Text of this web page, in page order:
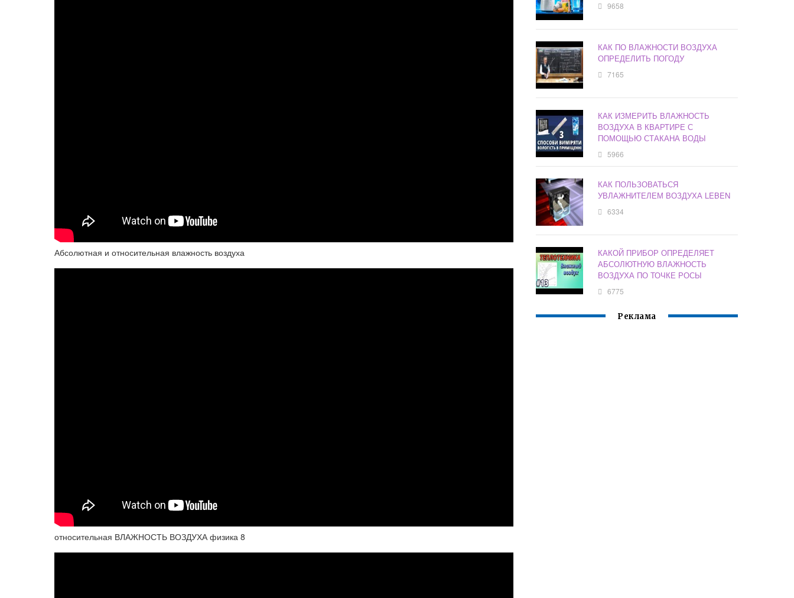
Абсолютная и относительная влажность воздуха
относительная ВЛАЖНОСТЬ ВОЗДУХА физика 8
9658
КАК ПО ВЛАЖНОСТИ ВОЗДУХА
ОПРЕДЕЛИТЬ ПОГОДУ
7165
КАК ИЗМЕРИТЬ ВЛАЖНОСТЬ
ВОЗДУХА В КВАРТИРЕ С
ПОМОЩЬЮ СТАКАНА ВОДЫ
5966
КАК ПОЛЬЗОВАТЬСЯ
УВЛАЖНИТЕЛЕМ ВОЗДУХА LEBEN
6334
КАКОЙ ПРИБОР ОПРЕДЕЛЯЕТ
АБСОЛЮТНУЮ ВЛАЖНОСТЬ
ВОЗДУХА ПО ТОЧКЕ РОСЫ
6775
Реклама